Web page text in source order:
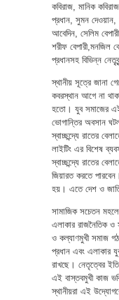
কবিরাজ, মানিক
প্রধান, সুমন
আবেদিন, সেলিম
শরীফ বেপারী,মনজিল
প্রধানসহ বিভিন্ন
স্থানীয় সূত্রে জানা
কবরস্থান আগে না
হতো। যুব সমাজের এই
ভোগান্তির অবসান
স্বাচ্ছন্দ্যে রাতের
লাইটিং এর বিশেষ
স্বাচ্ছন্দ্যে রাতের
জিয়ারত করতে
হয়। এতে দেশ ও
সামাজিক সচেতন
এলাকার রাজনৈতিক
ও কল্যাণমুখী সমাজ
প্রধান এবং এলাকার
রাখছে। নেতৃত্বের
এই বাস্তবমুখী কাজ
স্থানীয়রা এই